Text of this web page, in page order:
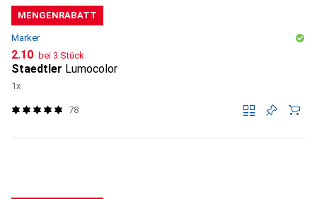
MENGENRABATT
Marker
CHF
2.10 bei 3 Stück
Staedtler Lumocolor
1x
78